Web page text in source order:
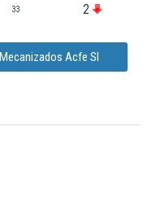
33 2
Acfe Sl